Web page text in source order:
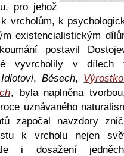
pro jehož
k vrcholům, k
existencialistickým
postavil
vyvrcholily v dílech
Idiotovi, Běsech,
, byla naplněna
uznávaného
započal navzdory
k vrcholu nejen
i dosažení